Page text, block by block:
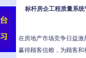
标杆房企工程质量系
在房地产市场竞争日益
赢得顾客信赖，为顾客